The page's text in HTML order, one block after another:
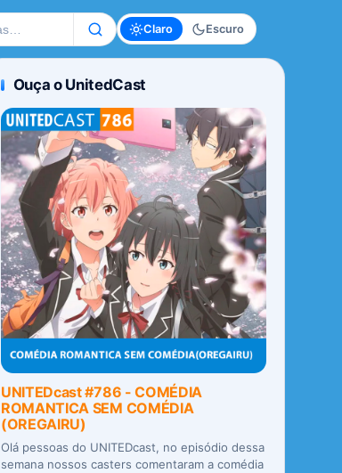
Claro Escuro
Ouça o UnitedCast
UNITEDcast #786 - COMÉDIA
ROMANTICA SEM COMÉDIA
(OREGAIRU)
Olá pessoas do UNITEDcast, no episódio dessa
semana nossos casters comentaram a comédia